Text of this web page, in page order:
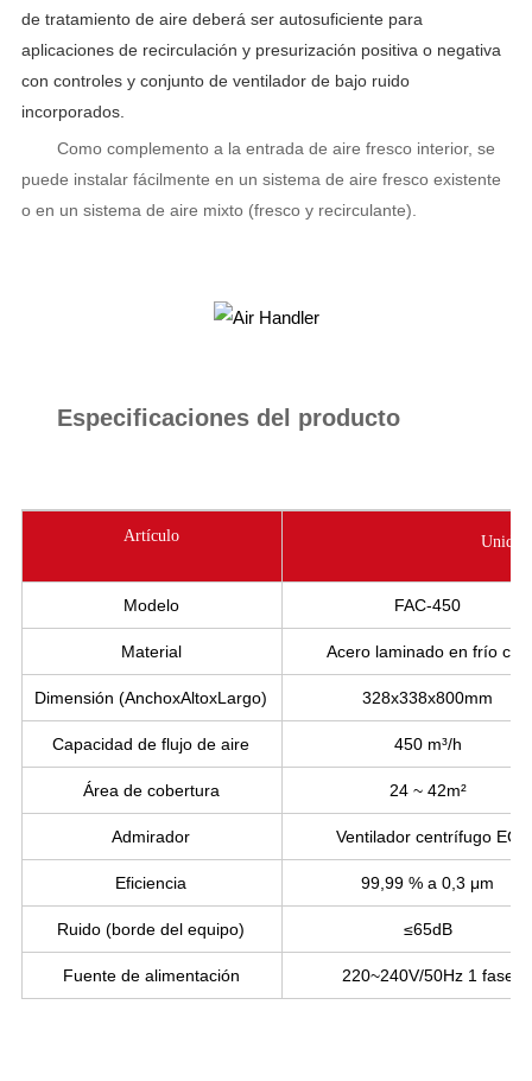
de tratamiento de aire deberá ser autosuficiente para
aplicaciones de recirculación y presurización positiva o negativa
con controles y conjunto de ventilador de bajo ruido
incorporados.
Como complemento a la entrada de aire fresco interior, se
puede instalar fácilmente en un sistema de aire fresco existente
o en un sistema de aire mixto (fresco y recirculante).
Especificaciones del producto
Artículo
Modelo FAC-450
Material Acero laminado en frío
Dimensión (AnchoxAltoxLargo) 328x338x800mm
Capacidad de flujo de aire 450 m³/h
Área de cobertura 24 ~ 42m²
Admirador Ventilador centrífugo EC
Eficiencia 99,99 % a 0,3 μm
Ruido (borde del equipo) ≤65dB
Fuente de alimentación 220~240V/50Hz 1 fase